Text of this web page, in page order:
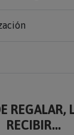
REGALAR,
RECIBIR...